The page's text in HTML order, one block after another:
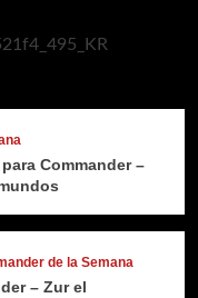
Commander –
de la Semana
– Zur el